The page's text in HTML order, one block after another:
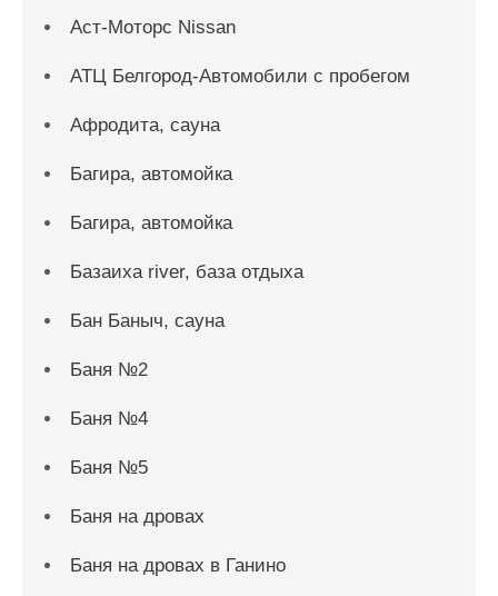
Аст-Моторс Nissan
АТЦ Белгород-Автомобили с пробегом
Афродита, сауна
Багира, автомойка
Багира, автомойка
Базаиха river, база отдыха
Бан Баныч, сауна
Баня №2
Баня №4
Баня №5
Баня на дровах
Баня на дровах в Ганино